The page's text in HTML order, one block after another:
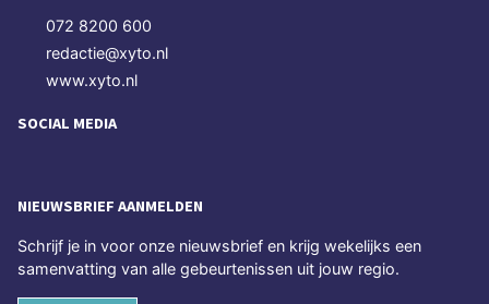
072 8200 600
redactie@xyto.nl
www.xyto.nl
SOCIAL MEDIA
NIEUWSBRIEF AANMELDEN
Schrijf je in voor onze nieuwsbrief en krijg wekelijks een
samenvatting van alle gebeurtenissen uit jouw regio.